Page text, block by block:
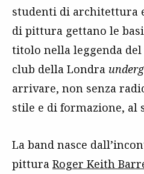
studenti di architettura
di pittura gettano le
titolo nella leggenda
club della Londra
arrivare, non senza
stile e di formazione, al
La band nasce
pittura Roger Keith